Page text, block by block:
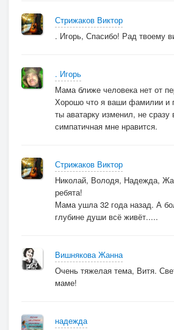
Стрижаков Виктор
. Игорь, Спасибо! Рад твоему
. Игорь
Мама ближе человека нет от
Хорошо что я ваши фамилии и
ты аватарку изменил, не сразу
симпатичная мне нравится.
Стрижаков Виктор
Николай, Володя, Надежда,
ребята!
Мама ушла 32 года назад. А
глубине души всё живёт.....
Вишнякова Жанна
Очень тяжелая тема, Витя.
маме!
надежда